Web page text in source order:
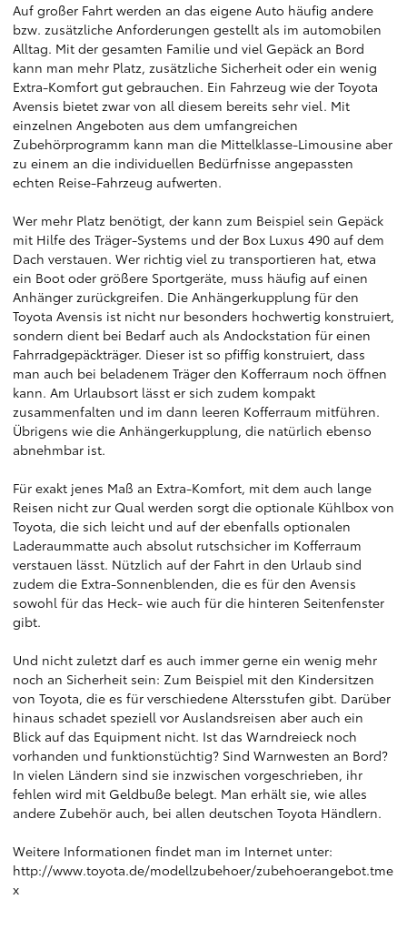
Auf großer Fahrt werden an das eigene Auto häufig andere
bzw. zusätzliche Anforderungen gestellt als im automobilen
Alltag. Mit der gesamten Familie und viel Gepäck an Bord
kann man mehr Platz, zusätzliche Sicherheit oder ein wenig
Extra-Komfort gut gebrauchen. Ein Fahrzeug wie der Toyota
Avensis bietet zwar von all diesem bereits sehr viel. Mit
einzelnen Angeboten aus dem umfangreichen
Zubehörprogramm kann man die Mittelklasse-Limousine aber
zu einem an die individuellen Bedürfnisse angepassten
echten Reise-Fahrzeug aufwerten.
Wer mehr Platz benötigt, der kann zum Beispiel sein Gepäck
mit Hilfe des Träger-Systems und der Box Luxus 490 auf dem
Dach verstauen. Wer richtig viel zu transportieren hat, etwa
ein Boot oder größere Sportgeräte, muss häufig auf einen
Anhänger zurückgreifen. Die Anhängerkupplung für den
Toyota Avensis ist nicht nur besonders hochwertig konstruiert,
sondern dient bei Bedarf auch als Andockstation für einen
Fahrradgepäckträger. Dieser ist so pfiffig konstruiert, dass
man auch bei beladenem Träger den Kofferraum noch öffnen
kann. Am Urlaubsort lässt er sich zudem kompakt
zusammenfalten und im dann leeren Kofferraum mitführen.
Übrigens wie die Anhängerkupplung, die natürlich ebenso
abnehmbar ist.
Für exakt jenes Maß an Extra-Komfort, mit dem auch lange
Reisen nicht zur Qual werden sorgt die optionale Kühlbox von
Toyota, die sich leicht und auf der ebenfalls optionalen
Laderaummatte auch absolut rutschsicher im Kofferraum
verstauen lässt. Nützlich auf der Fahrt in den Urlaub sind
zudem die Extra-Sonnenblenden, die es für den Avensis
sowohl für das Heck- wie auch für die hinteren Seitenfenster
gibt.
Und nicht zuletzt darf es auch immer gerne ein wenig mehr
noch an Sicherheit sein: Zum Beispiel mit den Kindersitzen
von Toyota, die es für verschiedene Altersstufen gibt. Darüber
hinaus schadet speziell vor Auslandsreisen aber auch ein
Blick auf das Equipment nicht. Ist das Warndreieck noch
vorhanden und funktionstüchtig? Sind Warnwesten an Bord?
In vielen Ländern sind sie inzwischen vorgeschrieben, ihr
fehlen wird mit Geldbuße belegt. Man erhält sie, wie alles
andere Zubehör auch, bei allen deutschen Toyota Händlern.
Weitere Informationen findet man im Internet unter:
http://www.toyota.de/modellzubehoer/zubehoerangebot.tme
x